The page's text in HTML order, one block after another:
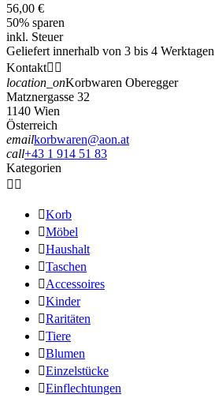
56,00 €
50% sparen
inkl. Steuer
Geliefert innerhalb von 3 bis 4 Werktagen
Kontakt 
location_onKorbwaren Oberegger
Matznergasse 32
1140 Wien
Österreich
emailkorbwaren@aon.at
call+43 1 914 51 83
Kategorien
 
Korb
Möbel
Haushalt
Taschen
Accessoires
Kinder
Raritäten
Tiere
Blumen
Einzelstücke
Einflechtungen